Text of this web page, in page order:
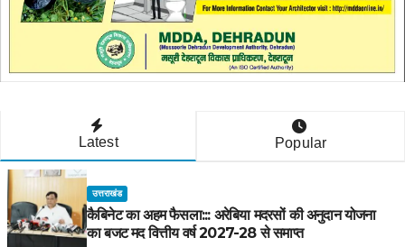
Latest Popular
उत्तराखंड
कैबिनेट का अहम फैसला::: अरेबिया मदरसों की अनुदान योजना
का बजट मद वित्तीय वर्ष 2027-28 से समाप्त